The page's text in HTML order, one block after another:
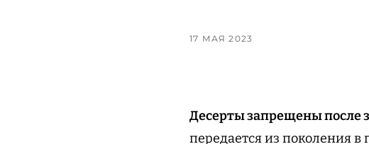
17 МАЯ 2023
Десерты запрещены после
передается из поколения в